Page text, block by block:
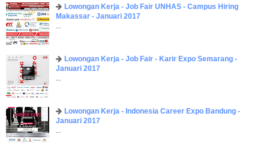
Lowongan Kerja - Job Fair UNHAS - Campus Hiring
Makassar - Januari 2017
Lowongan Kerja - Job Fair - Karir Expo Semarang -
Januari 2017
Lowongan Kerja - Indonesia Career Expo Bandung -
Januari 2017